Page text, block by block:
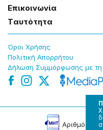
Επɩκοɩνωνία
Tαυτότητα
Όροɩ Χρήσης
Πολɩτɩκή Απορρήτου
Δήλωση Συμμόρφωσης με τη
Αρɩθμός